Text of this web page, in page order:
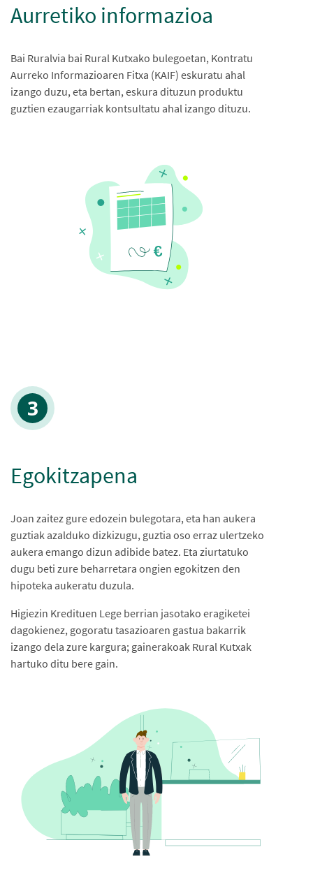
Aurretiko informazioa
Bai Ruralvia bai Rural Kutxako bulegoetan, Kontratu
Aurreko Informazioaren Fitxa (KAIF) eskuratu ahal
izango duzu, eta bertan, eskura dituzun produktu
guztien ezaugarriak kontsultatu ahal izango dituzu.
Egokitzapena
Joan zaitez gure edozein bulegotara, eta han aukera
guztiak azalduko dizkizugu, guztia oso erraz ulertzeko
aukera emango dizun adibide batez. Eta ziurtatuko
dugu beti zure beharretara ongien egokitzen den
hipoteka aukeratu duzula.
Higiezin Kredituen Lege berrian jasotako eragiketei
dagokienez, gogoratu tasazioaren gastua bakarrik
izango dela zure kargura; gainerakoak Rural Kutxak
hartuko ditu bere gain.